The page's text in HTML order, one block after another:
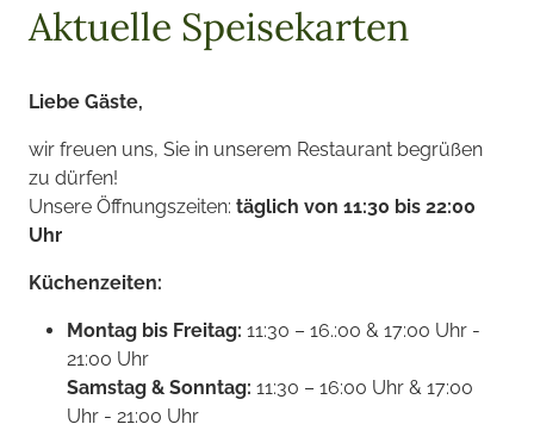
Aktuelle Speisekarten
Liebe Gäste,
wir freuen uns, Sie in unserem Restaurant begrüßen
zu dürfen!
Unsere Öffnungszeiten: täglich von 11:30 bis 22:00
Uhr
Küchenzeiten:
Montag bis Freitag: 11:30 – 16.:00 & 17:00 Uhr -
21:00 Uhr
Samstag & Sonntag: 11:30 – 16:00 Uhr & 17:00
Uhr - 21:00 Uhr